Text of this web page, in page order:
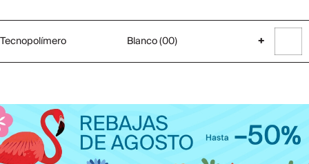
Tecnopolímero Blanco (00) +